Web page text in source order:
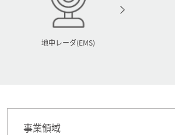
地中レーダ(EMS)
事業領域